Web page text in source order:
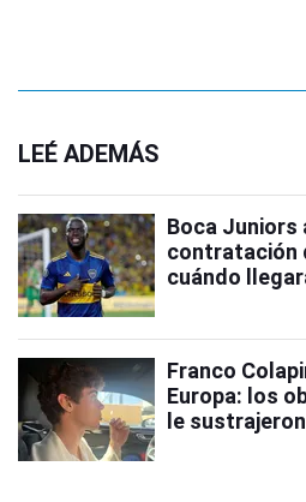
LEÉ ADEMÁS
Boca Juniors
contratación
cuándo
Franco
Europa: los
le sustrajeron